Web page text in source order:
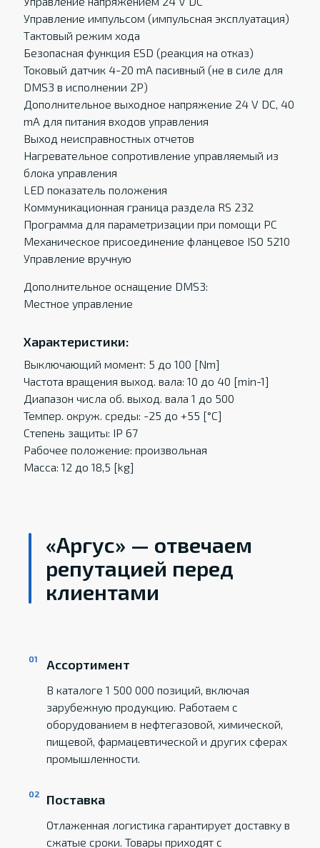
Управление импульсом (импульсная эксплуатация)
Тактовый режим хода
Безопасная функция ESD (реакция на отказ)
Токовый датчик 4-20 mA пасивный (не в силе для
DMS3 в исполнении 2P)
Дополнительное выходное напряжение 24 V DC, 40
mA для питания входов управления
Выход неисправностных отчетов
Нагревательное сопротивление управляемый из
блока управления
LED показатель положения
Коммуникационная граница раздела RS 232
Программа для параметризации при помощи РС
Механическое присоединение фланцевое ISO 5210
Управление вручную
Дополнительное оснащение DMS3:
Местное управление
Характеристики:
Выключающий момент: 5 до 100 [Nm]
Частота вращения выход. вала: 10 до 40 [min-1]
Диапазон числа об. выход. вала 1 до 500
Темпер. oкруж. среды: -25 до +55 [°C]
Степень защиты: IP 67
Рабочее положение: произвольная
Масса: 12 до 18,5 [kg]
«Аргус» — отвечаем
репутацией перед
клиентами
Ассортимент
В каталоге 1 500 000 позиций, включая
зарубежную продукцию. Работаем с
оборудованием в нефтегазовой, химической,
пищевой, фармацевтической и других сферах
промышленности.
Поставка
Отлаженная логистика гарантирует доставку в
сжатые сроки. Товары приходят с